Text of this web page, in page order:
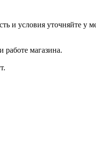
и условия уточняйте у
магазина.